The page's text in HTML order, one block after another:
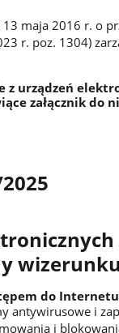
maja 2016 r. o
r. poz. 1304)
z urządzeń
załącznik do
wizerunku
do Internetu
antywirusowe i
i